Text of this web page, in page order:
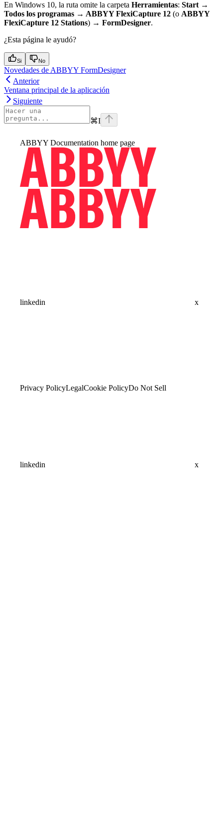
En Windows 10, la ruta omite la carpeta Herramientas: Start →
Todos los programas → ABBYY FlexiCapture 12 (o ABBYY
FlexiCapture 12 Stations) → FormDesigner.
¿Esta página le ayudó?
Si No
Novedades de ABBYY FormDesigner
Anterior
Ventana principal de la aplicación
Siguiente
⌘I
ABBYY Documentation home page
linkedin x
Privacy PolicyLegalCookie PolicyDo Not Sell
linkedin x